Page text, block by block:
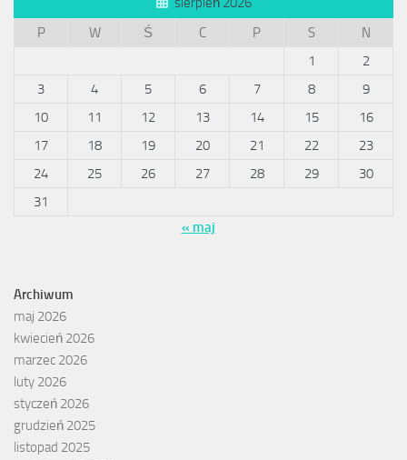
P
W Ś C P S
N
1
2
3
4 5 6 7 8
9
10
11 12 13 14 15
16
17
18 19 20 21 22
23
24
25 26 27 28 29
30
31
« maj
Archiwum
maj 2026
kwiecień 2026
marzec 2026
luty 2026
styczeń 2026
grudzień 2025
listopad 2025